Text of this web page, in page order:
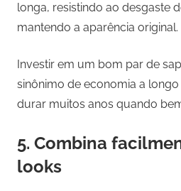
longa, resistindo ao desgaste
mantendo a aparência original.
Investir em um bom par de
sinônimo de economia a
durar muitos anos quando
5. Combina
looks